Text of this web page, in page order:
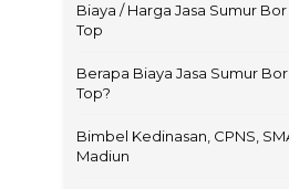
Biaya / Harga Jasa Sumur
Top
Berapa Biaya Jasa Sumur
Top?
Bimbel Kedinasan, CPNS,
Madiun